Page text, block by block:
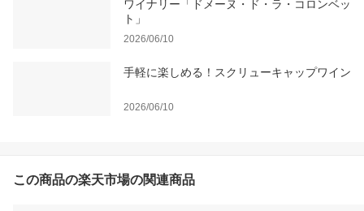
ワイナリー「ドメーヌ・ド・ラ・コロンベッ
ト」
2026/06/10
手軽に楽しめる！スクリューキャップワイン
2026/06/10
この商品の楽天市場の関連商品